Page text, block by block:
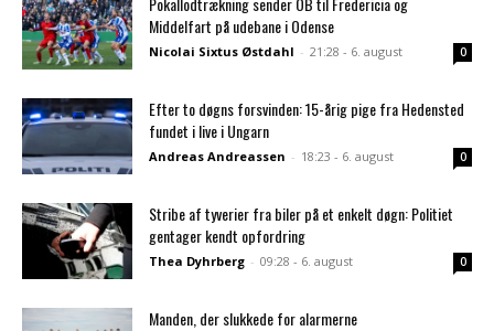
Middelfart på udebane i Odense
Nicolai Sixtus Østdahl - 21:28 - 6. august 0
Efter to døgns forsvinden: 15-årig pige fra Hedensted
fundet i live i Ungarn
Andreas Andreassen - 18:23 - 6. august 0
Stribe af tyverier fra biler på et enkelt døgn: Politiet
gentager kendt opfordring
Thea Dyhrberg - 09:28 - 6. august 0
Manden, der slukkede for alarmerne